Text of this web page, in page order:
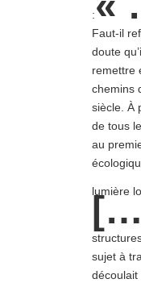
:
Faut-il
doute
remettre
chemins
siècle. À
de tous
au
lumière
sujet à
découlait